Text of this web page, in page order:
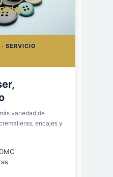
SERVICIO
variedad de
encajes y